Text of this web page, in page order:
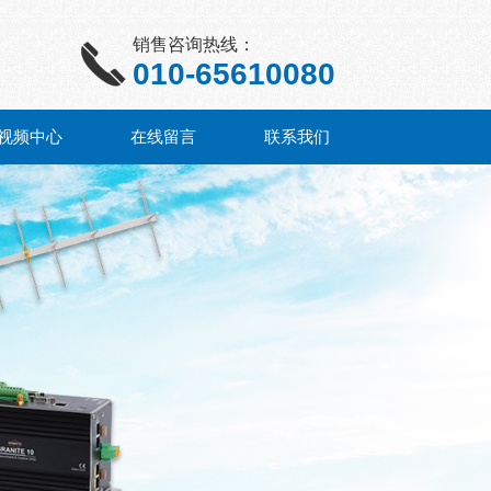
销售咨询热线：
010-65610080
频中心 在线留言 联系我们